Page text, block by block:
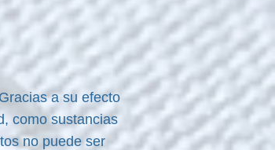
a su efecto
como sustancias
no puede ser